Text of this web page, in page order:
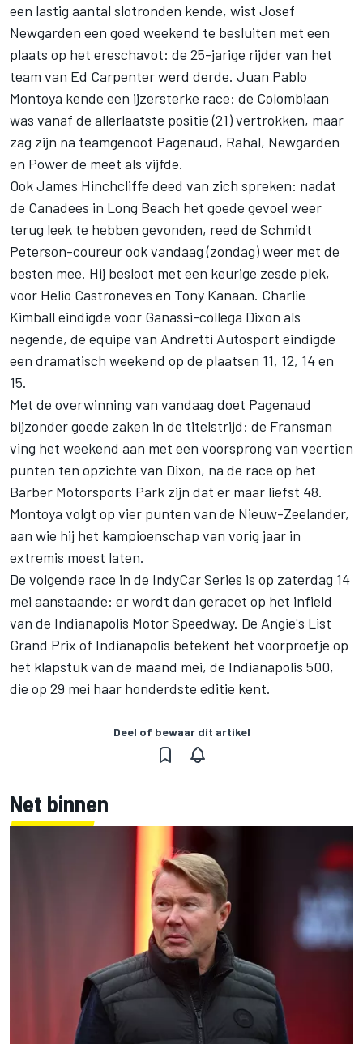
een lastig aantal slotronden kende, wist Josef
Newgarden een goed weekend te besluiten met een
plaats op het ereschavot: de 25-jarige rijder van het
team van Ed Carpenter werd derde. Juan Pablo
Montoya kende een ijzersterke race: de Colombiaan
was vanaf de allerlaatste positie (21) vertrokken, maar
zag zijn na teamgenoot Pagenaud, Rahal, Newgarden
en Power de meet als vijfde.
Ook James Hinchcliffe deed van zich spreken: nadat
de Canadees in Long Beach het goede gevoel weer
terug leek te hebben gevonden, reed de Schmidt
Peterson-coureur ook vandaag (zondag) weer met de
besten mee. Hij besloot met een keurige zesde plek,
voor Helio Castroneves en Tony Kanaan. Charlie
Kimball eindigde voor Ganassi-collega Dixon als
negende, de equipe van Andretti Autosport eindigde
een dramatisch weekend op de plaatsen 11, 12, 14 en
15.
Met de overwinning van vandaag doet Pagenaud
bijzonder goede zaken in de titelstrijd: de Fransman
ving het weekend aan met een voorsprong van veertien
punten ten opzichte van Dixon, na de race op het
Barber Motorsports Park zijn dat er maar liefst 48.
Montoya volgt op vier punten van de Nieuw-Zeelander,
aan wie hij het kampioenschap van vorig jaar in
extremis moest laten.
De volgende race in de IndyCar Series is op zaterdag 14
mei aanstaande: er wordt dan geracet op het infield
van de Indianapolis Motor Speedway. De Angie's List
Grand Prix of Indianapolis betekent het voorproefje op
het klapstuk van de maand mei, de Indianapolis 500,
die op 29 mei haar honderdste editie kent.
Deel of bewaar dit artikel
Net binnen